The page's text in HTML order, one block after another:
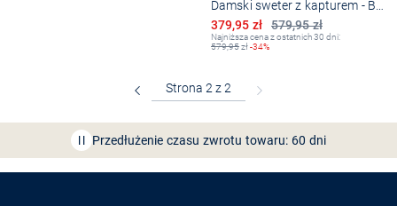
579,95 zł
Obniżona cena
379,95 zł
Najniższa cena z ostatnich 30 dni:
579,95zł-34%
Przedłużenie czasu zwrotu towaru: 60 dni
Odkryj aplikację VANGRAAF